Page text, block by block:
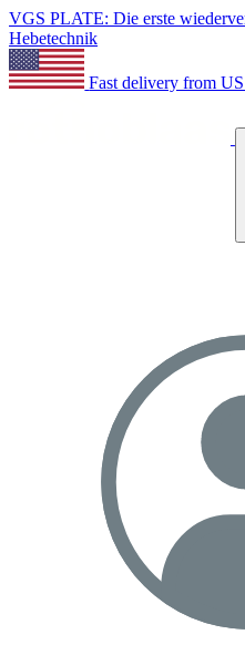
VGS PLATE: Die erste
Hebetechnik
Fast delivery from